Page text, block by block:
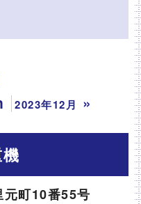
2023年12月 »
元町10番55号